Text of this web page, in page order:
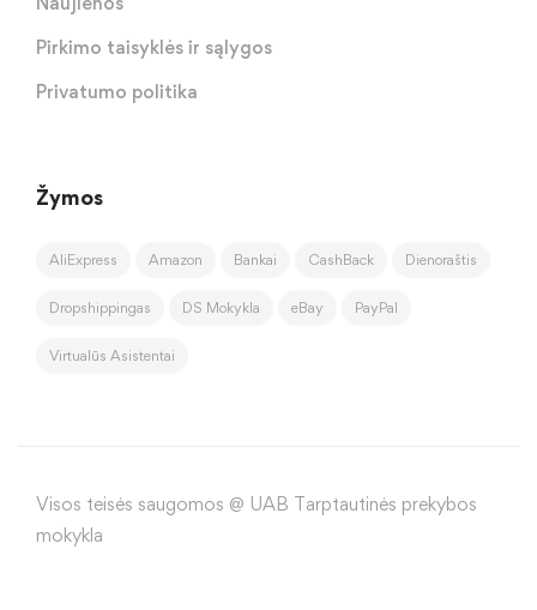
Pirkimo taisyklės ir sąlygos
Privatumo politika
Žymos
AliExpress Amazon Bankai CashBack Dienoraštis
Dropshippingas DS Mokykla eBay PayPal
Virtualūs Asistentai
Visos teisės saugomos @ UAB Tarptautinės prekybos
mokykla